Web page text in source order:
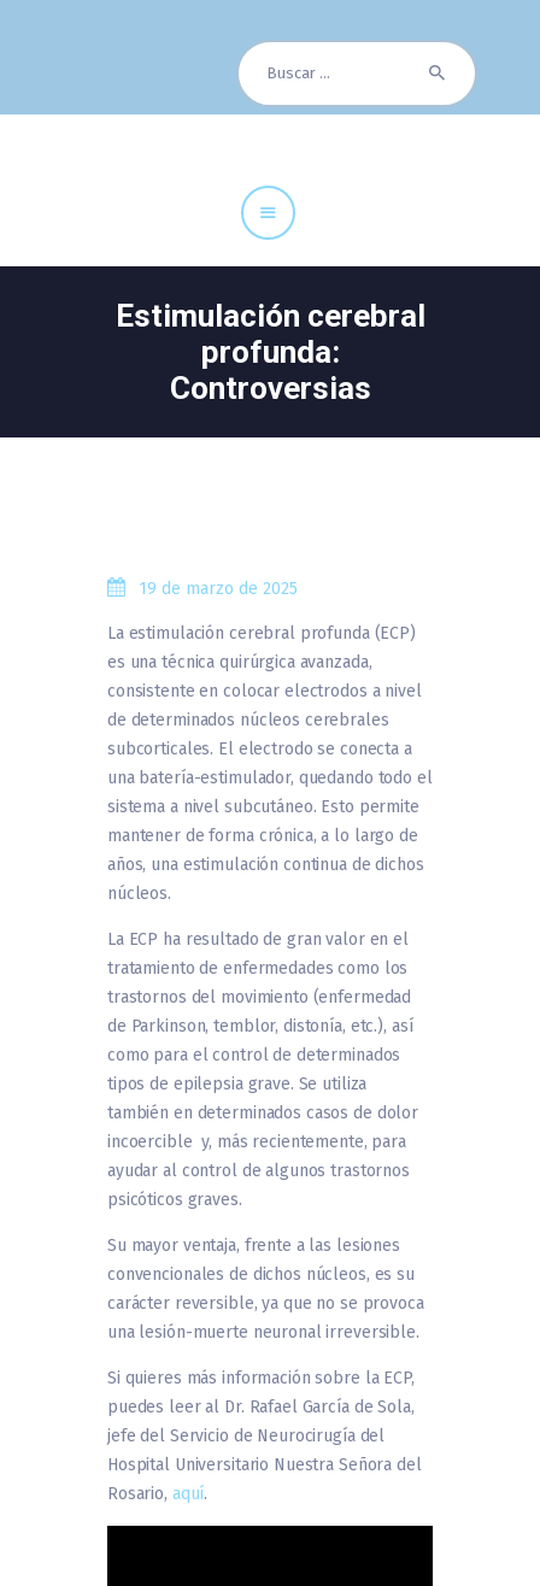
Buscar:
Estimulación cerebral
profunda:
Controversias
Cuadro Médico
Especialidades
19 de marzo de 2025
La estimulación cerebral profunda (ECP)
es una técnica quirúrgica avanzada,
consistente en colocar electrodos a nivel
de determinados núcleos cerebrales
subcorticales. El electrodo se conecta a
una batería-estimulador, quedando todo el
sistema a nivel subcutáneo. Esto permite
mantener de forma crónica, a lo largo de
años, una estimulación continua de dichos
núcleos.
La ECP ha resultado de gran valor en el
tratamiento de enfermedades como los
trastornos del movimiento (enfermedad
de Parkinson, temblor, distonía, etc.), así
como para el control de determinados
tipos de epilepsia grave. Se utiliza
también en determinados casos de dolor
incoercible y, más recientemente, para
ayudar al control de algunos trastornos
psicóticos graves.
Su mayor ventaja, frente a las lesiones
convencionales de dichos núcleos, es su
carácter reversible, ya que no se provoca
una lesión-muerte neuronal irreversible.
Si quieres más información sobre la ECP,
puedes leer al Dr. Rafael García de Sola,
jefe del Servicio de Neurocirugía del
Hospital Universitario Nuestra Señora del
Rosario, aquí.